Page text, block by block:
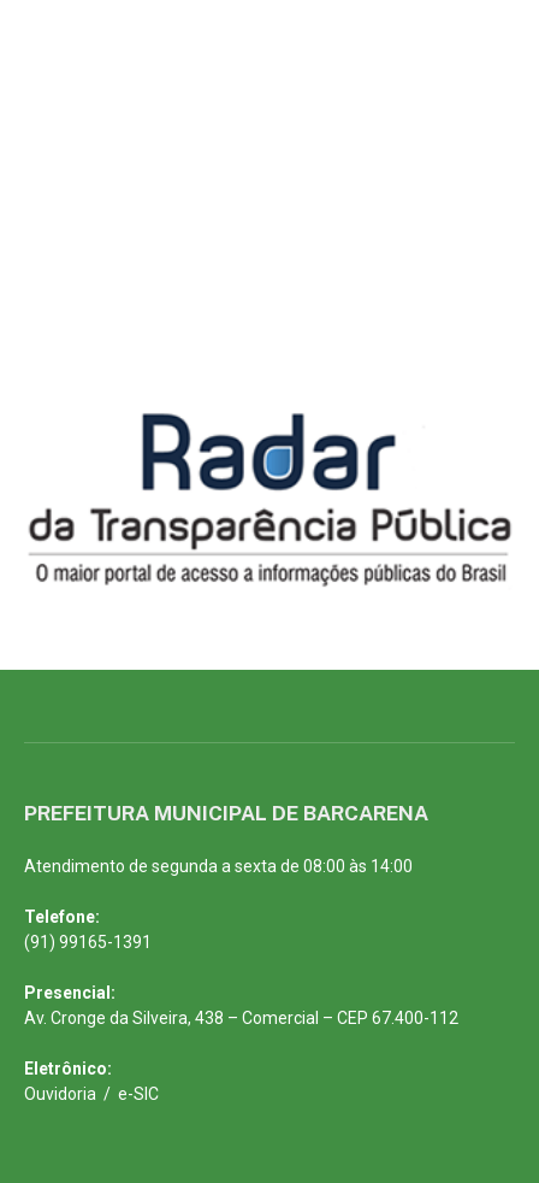
PREFEITURA MUNICIPAL DE BARCARENA
Atendimento de segunda a sexta de 08:00 às 14:00
Telefone:
(91) 99165-1391
Presencial:
Av. Cronge da Silveira, 438 – Comercial – CEP 67.400-112
Eletrônico:
Ouvidoria / e-SIC